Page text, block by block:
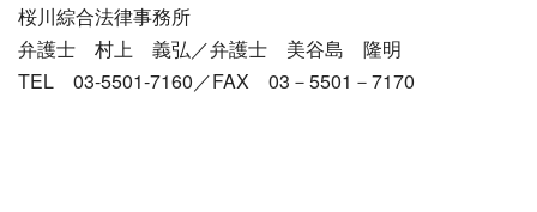
桜川綜合法律事務所
弁護士 村上 義弘／弁護士 美谷島 隆明
TEL 03‐5501‐7160／FAX 03－5501－7170